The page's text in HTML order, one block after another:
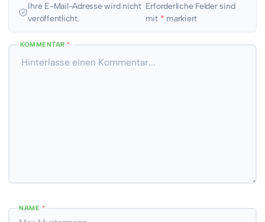
Ihre E-Mail-Adresse wird nicht
veröffentlicht.
Erforderliche Felder sind
mit * markiert
KOMMENTAR*
NAME*